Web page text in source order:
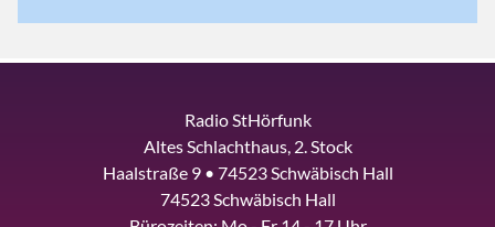
Radio StHörfunk
Altes Schlachthaus, 2. Stock
Haalstraße 9 • 74523 Schwäbisch Hall
74523 Schwäbisch Hall